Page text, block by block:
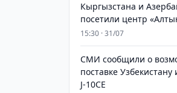
Кыргызстана и
посетили центр
15:30 · 31/07
СМИ сообщили о
поставке Узбекистану
J-10CE